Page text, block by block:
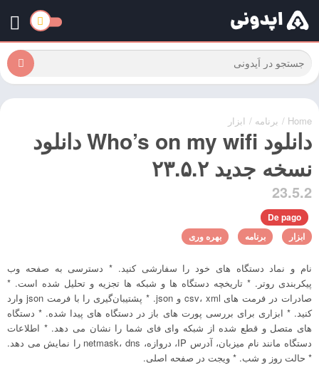
Home
/ برنامه / ابزار
دانلود Who’s on my wifi دانلود
نسخه جدید ۲۳.۵.۲
23.5.2
De pago
ابزار
برنامه بهره وری
نام و نماد دستگاه های خود را سفارشی کنید. * دسترسی به صفحه وب
پیکربندی روتر. * تاریخچه دستگاه ها و شبکه ها تجزیه و تحلیل شده است. *
صادرات در فرمت های csv، xml و json. * پشتیبان‌گیری را با فرمت json وارد
کنید. * ابزاری برای بررسی پورت های باز در دستگاه های پیدا شده. * دستگاه
های متصل و قطع شده از شبکه وای فای شما را نشان می دهد. * اطلاعات
دستگاه مانند نام میزبان، آدرس IP، دروازه، netmask، dns را نمایش می دهد.
* حالت روز و شب. * ویجت در صفحه اصلی.